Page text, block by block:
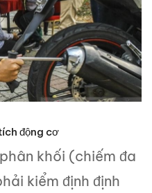
động cơ
khối (chiếm đa
kiểm định định